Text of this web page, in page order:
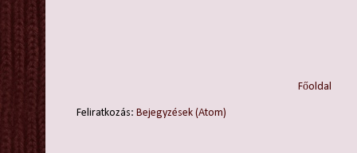
Főoldal
Feliratkozás:Bejegyzések (Atom)